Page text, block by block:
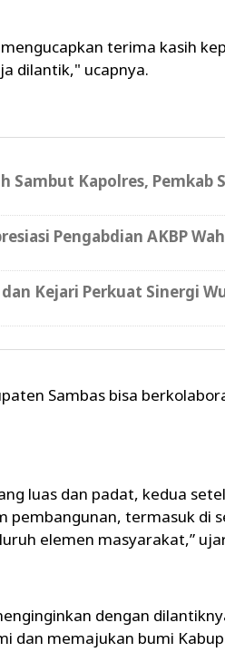
terima kasih
dilantik," ucapnya.
Sambut Kapolres, Pemkab
Pengabdian AKBP
dan Kejari Perkuat Sinergi
Sambas bisa
luas dan padat, kedua
pembangunan, termasuk di
elemen masyarakat,”
dengan
dan memajukan bumi